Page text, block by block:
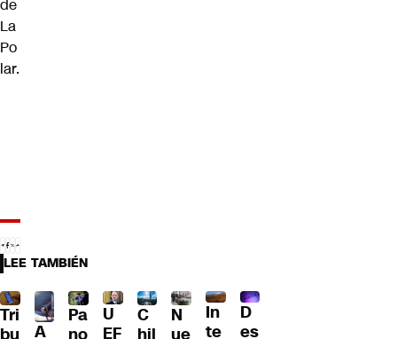
de
La
Po
lar.
LEE TAMBIÉN
Tri
bu
A
Pa
no
U
EF
C
hil
N
ue
In
te
D
es